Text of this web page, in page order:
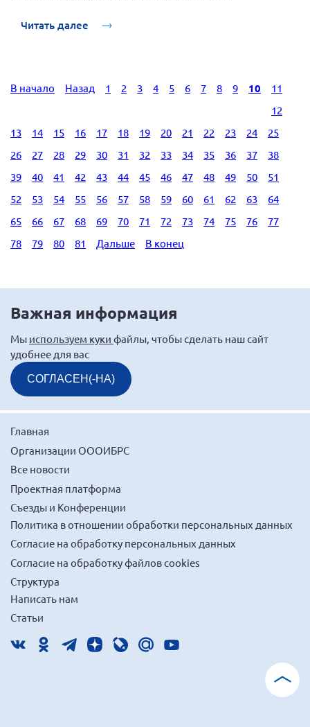
Читать далее
В начало Назад 1 2 3 4 5 6 7 8 9 10
11
12
13
14 15 16 17 18 19 20 21 22 23 24
25
26
27 28 29 30 31 32 33 34 35 36 37
38
39
40 41 42 43 44 45 46 47 48 49 50
51
52
53 54 55 56 57 58 59 60 61 62 63
64
65
66 67 68 69 70 71 72 73 74 75 76
77
78
79 80 81 Дальше В конец
Важная информация
Мы используем куки файлы, чтобы сделать наш сайт
удобнее для вас
СОГЛАСЕН(-НА)
Главная
Организации ОООИБРС
Все новости
Проектная платформа
Съезды и Конференции
Политика в отношении обработки персональных данных
Согласие на обработку персональных данных
Согласие на обработку файлов cookies
Структура
Написать нам
Статьи